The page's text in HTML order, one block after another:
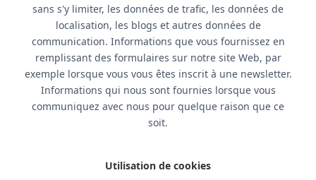
sans s'y limiter, les données de trafic, les données de
localisation, les blogs et autres données de
communication. Informations que vous fournissez en
remplissant des formulaires sur notre site Web, par
exemple lorsque vous vous êtes inscrit à une newsletter.
Informations qui nous sont fournies lorsque vous
communiquez avec nous pour quelque raison que ce
soit.
Utilisation de cookies